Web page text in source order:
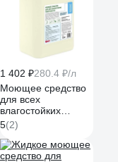
1 402 ₽280.4 ₽/л
Моющее средство
для всех
влагостойких
поверхностей АиС
BIOSOAP
Proffecional / D207
5 л 9050723
5(2)